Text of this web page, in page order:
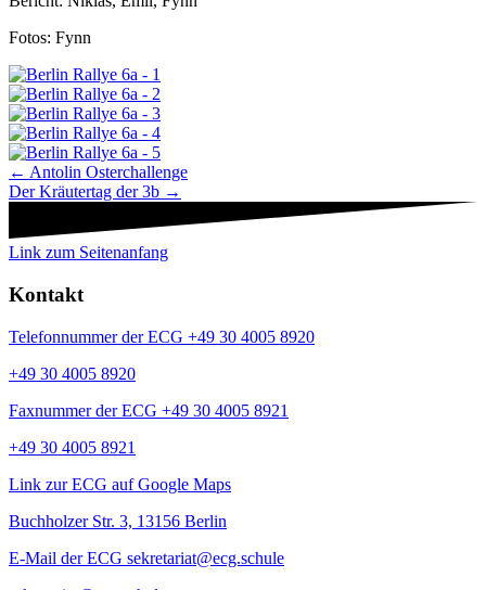
Fotos: Fynn
Navigation
Beiträge
← Antolin Osterchallenge
Der Kräutertag der 3b →
Link zum Seitenanfang
Kontakt
Telefonnummer der ECG +49 30 4005 8920
+49 30 4005 8920
Faxnummer der ECG +49 30 4005 8921
+49 30 4005 8921
Link zur ECG auf Google Maps
Buchholzer Str. 3, 13156 Berlin
E-Mail der ECG sekretariat@ecg.schule